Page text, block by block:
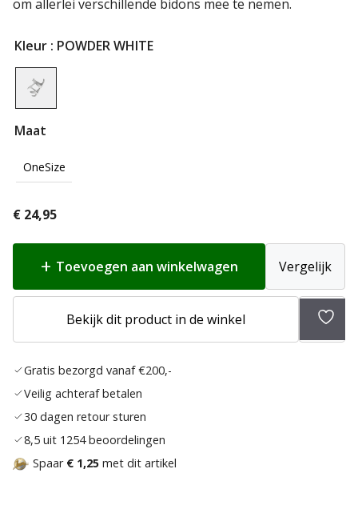
om allerlei verschillende bidons mee te nemen.
Kleur : POWDER WHITE
Maat
OneSize
€ 24,95
Toevoegen aan winkelwagen Vergelijk
Bekijk dit product in de winkel
Gratis bezorgd vanaf €200,-
Veilig achteraf betalen
30 dagen retour sturen
8,5 uit 1254 beoordelingen
Spaar € 1,25 met dit artikel